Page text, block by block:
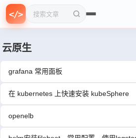
=
0
</> 搜索文章
云原生
grafana 常用面板
在 kubernetes 上快速安装 kubeSphere
openelb